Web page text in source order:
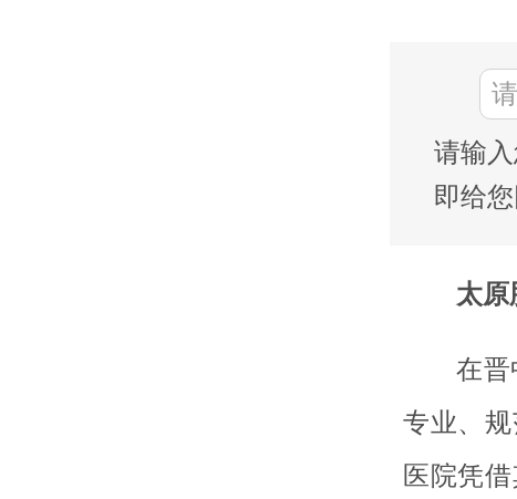
请输
即给您
太原
在晋
专业、
医院凭